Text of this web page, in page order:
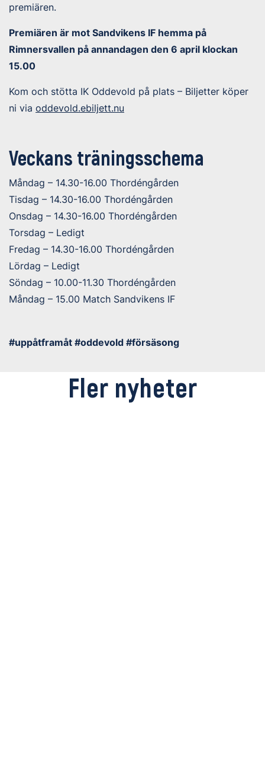
premiären.
Premiären är mot Sandvikens IF hemma på
Rimnersvallen på annandagen den 6 april klockan
15.00
Kom och stötta IK Oddevold på plats – Biljetter köper
ni via oddevold.ebiljett.nu
Veckans träningsschema
Måndag – 14.30-16.00 Thordéngården
Tisdag – 14.30-16.00 Thordéngården
Onsdag – 14.30-16.00 Thordéngården
Torsdag – Ledigt
Fredag – 14.30-16.00 Thordéngården
Lördag – Ledigt
Söndag – 10.00-11.30 Thordéngården
Måndag – 15.00 Match Sandvikens IF
#uppåtframåt #oddevold #försäsong
Fler nyheter